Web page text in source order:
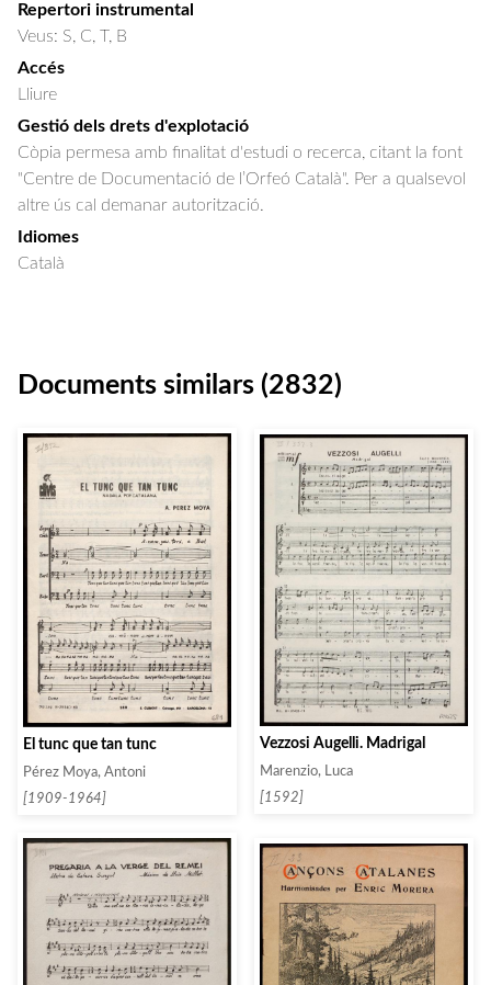
Repertori instrumental
Veus: S, C, T, B
Accés
Lliure
Gestió dels drets d'explotació
Còpia permesa amb finalitat d'estudi o recerca, citant la font
"Centre de Documentació de l’Orfeó Català". Per a qualsevol
altre ús cal demanar autorització.
Idiomes
Català
Documents similars (2832)
El tunc que tan tunc
Pérez Moya, Antoni
[1909-1964]
Vezzosi Augelli. Madrigal
Marenzio, Luca
[1592]